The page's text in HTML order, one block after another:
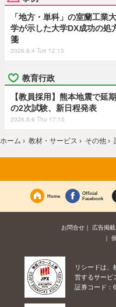
「地方・単科」の室蘭工業大
学が示した大学DX成功の処
箋
2026.8.4 Tue 12:15
教育行政
【教員採用】熊本地震で延期
の2次試験、新日程発表
2026.8.6 Thu 17:15
ホーム › 教材・サービス › その他 ›
Home
Official
Facebook
お問合せ 広告掲載
リシードは、
営するサービ
証券コード：